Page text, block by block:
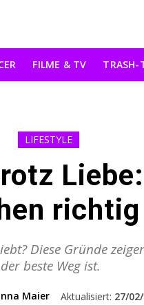
FILME & TV TRASH-
LIFESTYLE
Diese Gründe
der beste Weg ist.
Maier Aktualisiert: 27/